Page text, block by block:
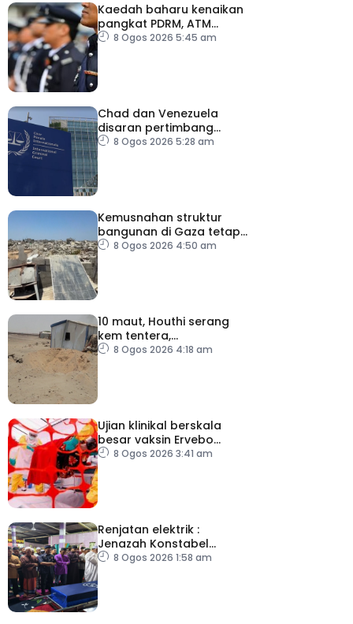
Kaedah baharu kenaikan
pangkat PDRM, ATM
tingkat profesionalisme,
8 Ogos 2026 5:45 am
Chad dan Venezuela
disaran pertimbang
semula keputusan tarik
8 Ogos 2026 5:28 am
Kemusnahan struktur
bangunan di Gaza tetap
catat peningkatan
8 Ogos 2026 4:50 am
10 maut, Houthi serang
kem tentera,
penempatan pelarian
8 Ogos 2026 4:18 am
Ujian klinikal berskala
besar vaksin Ervebo
tangani wabak Ebola
8 Ogos 2026 3:41 am
Renjatan elektrik :
Jenazah Konstabel
Muhammad Raimi
8 Ogos 2026 1:58 am